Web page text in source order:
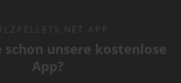
APP
schon unsere kostenlose
App?